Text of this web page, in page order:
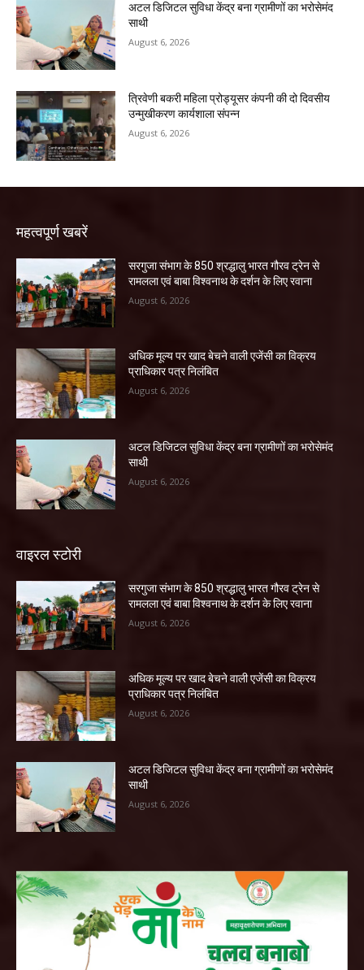
अटल डिजिटल सुविधा केंद्र बना ग्रामीणों का भरोसेमंद
साथी
August 6, 2026
त्रिवेणी बकरी महिला प्रोड्यूसर कंपनी की दो दिवसीय
उन्मुखीकरण कार्यशाला संपन्न
August 6, 2026
महत्वपूर्ण खबरें
सरगुजा संभाग के 850 श्रद्धालु भारत गौरव ट्रेन से
रामलला एवं बाबा विश्वनाथ के दर्शन के लिए रवाना
August 6, 2026
अधिक मूल्य पर खाद बेचने वाली एजेंसी का विक्रय
प्राधिकार पत्र निलंबित
August 6, 2026
अटल डिजिटल सुविधा केंद्र बना ग्रामीणों का भरोसेमंद
साथी
August 6, 2026
वाइरल स्टोरी
सरगुजा संभाग के 850 श्रद्धालु भारत गौरव ट्रेन से
रामलला एवं बाबा विश्वनाथ के दर्शन के लिए रवाना
August 6, 2026
अधिक मूल्य पर खाद बेचने वाली एजेंसी का विक्रय
प्राधिकार पत्र निलंबित
August 6, 2026
अटल डिजिटल सुविधा केंद्र बना ग्रामीणों का भरोसेमंद
साथी
August 6, 2026